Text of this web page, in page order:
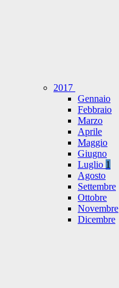
2017
Gennaio
Febbraio
Marzo
Aprile
Maggio
Giugno
Luglio 1
Agosto
Settembre
Ottobre
Novembre
Dicembre